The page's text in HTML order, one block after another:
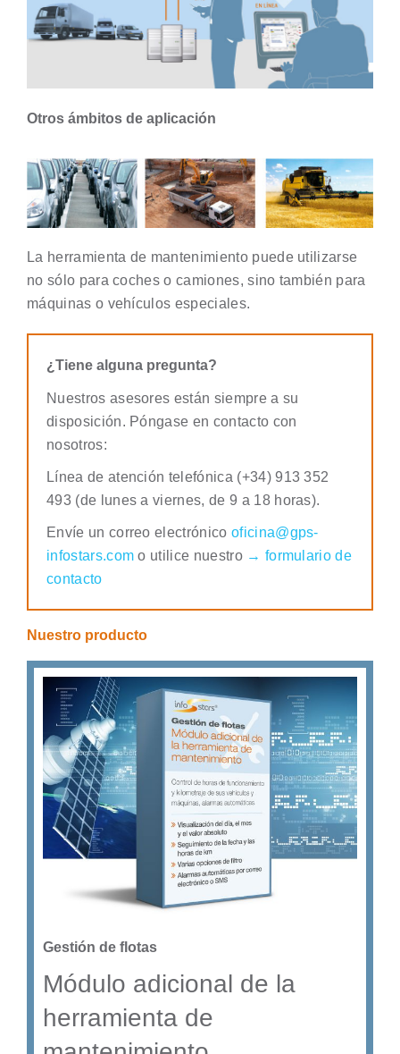
Otros ámbitos de aplicación
La herramienta de mantenimiento puede utilizarse
no sólo para coches o camiones, sino también para
máquinas o vehículos especiales.
¿Tiene alguna pregunta?
Nuestros asesores están siempre a su
disposición. Póngase en contacto con
nosotros:
Línea de atención telefónica (+34) 913 352
493 (de lunes a viernes, de 9 a 18 horas).
Envíe un correo electrónico oficina@gps-
infostars.como utilice nuestro → formulario de
contacto
Nuestro producto
Gestión de flotas
Módulo adicional de la
herramienta de